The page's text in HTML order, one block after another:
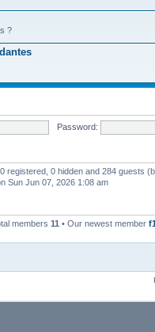
?
Password:
registered, 0 hidden and 284 guests
Sun Jun 07, 2026 1:08 am
members 11 • Our newest member